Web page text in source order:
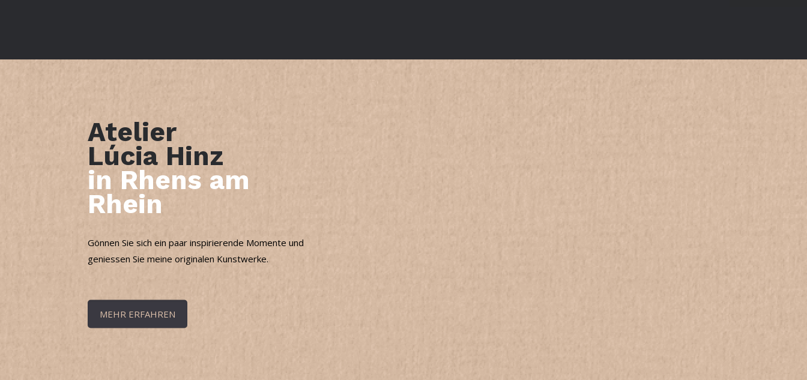
Atelier
Lúcia Hinz
in Rhens am
Rhein
Gönnen Sie sich ein paar inspirierende Momente und
geniessen Sie meine originalen Kunstwerke.
MEHR ERFAHREN